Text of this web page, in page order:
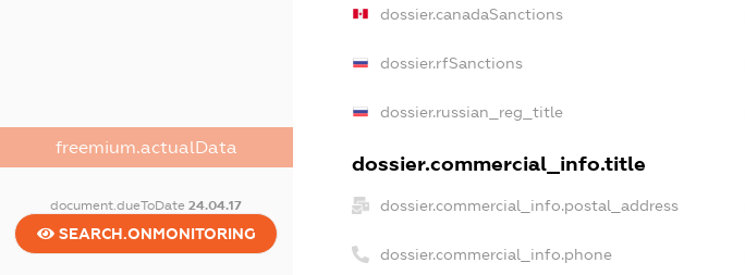
freemium.actualData
document.dueToDate24.04.17
SEARCH.ONMONITORING
dossier.canadaSanctions
dossier.rfSanctions
dossier.russian_reg_title
dossier.commercial_info.title
dossier.commercial_info.postal_address
dossier.commercial_info.phone